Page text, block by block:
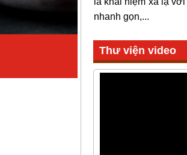
nhanh gọn,...
Thư viện video